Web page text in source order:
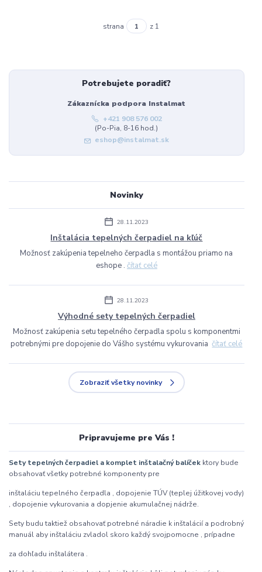
strana z 1
Potrebujete poradiť?
Zákaznícka podpora Instalmat
+421 908 576 002
(Po-Pia, 8-16 hod.)
eshop@instalmat.sk
Novinky
28.11.2023
Inštalácia tepelných čerpadiel na kľúč
Možnosť zakúpenia tepelneho čerpadla s montážou priamo na
eshope . čítať celé
28.11.2023
Výhodné sety tepelných čerpadiel
Možnosť zakúpenia setu tepelného čerpadla spolu s komponentmi
potrebnými pre dopojenie do Vášho systému vykurovaniačítať celé
Zobraziť všetky novinky
Pripravujeme pre Vás !
Sety tepelných čerpadiel a komplet inštalačný balíček ktory bude
obsahovať všetky potrebné komponenty pre
inštaláciu tepelného čerpadla , dopojenie TÚV (teplej úžitkovej vody)
, dopojenie vykurovania a dopjenie akumulačnej nádrže.
Sety budu taktiež obsahovať potrebné náradie k inštalácií a podrobný
manuál aby inštaláciu zvladol skoro každý svojpomocne , prípadne
za dohľadu inštalátera .